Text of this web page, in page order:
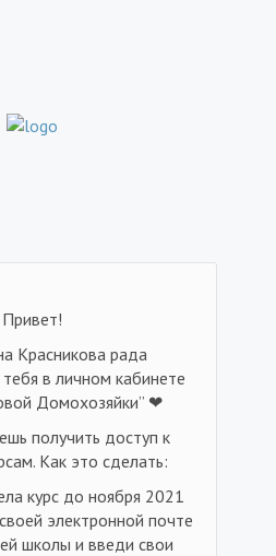
Привет!
Красникова рада
в личном кабинете
Домохозяйки” ❤
получить доступ к
Как это сделать:
курс до ноября 2021
электронной почте
школы и введи свои